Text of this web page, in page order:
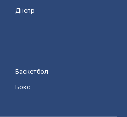
Днепр
Баскетбол
Бокс